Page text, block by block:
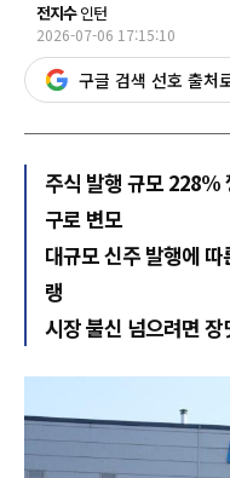
전지수인턴
2026-07-06 17:15:10
구글 검색 선호 출처
주식 발행 규모 228%
구로 변모
대규모 신주 발행에
랭
시장 불신 넘으려면